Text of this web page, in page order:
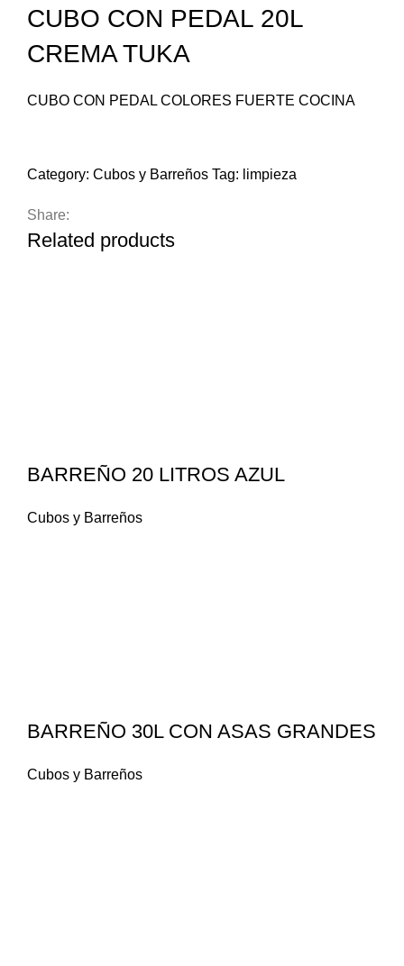
CUBO CON PEDAL 20L
CREMA TUKA
CUBO CON PEDAL COLORES FUERTE COCINA
Category: Cubos y Barreños Tag: limpieza
Share:
Related products
BARREÑO 20 LITROS AZUL
Cubos y Barreños
BARREÑO 30L CON ASAS GRANDES
Cubos y Barreños